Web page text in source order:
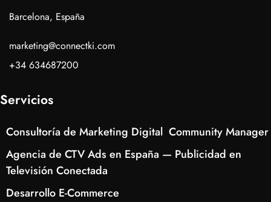
Barcelona, España
marketing@connectki.com
+34 634687200
Servicios
Consultoría de Marketing Digital Community Manager
Agencia de CTV Ads en España — Publicidad en
Televisión Conectada
Desarrollo E-Commerce